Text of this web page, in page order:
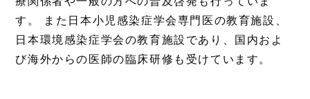
す。 また日本小児感染症学会専門医の教育施設、
日本環境感染症学会の教育施設であり、国内およ
び海外からの医師の臨床研修も受けています。